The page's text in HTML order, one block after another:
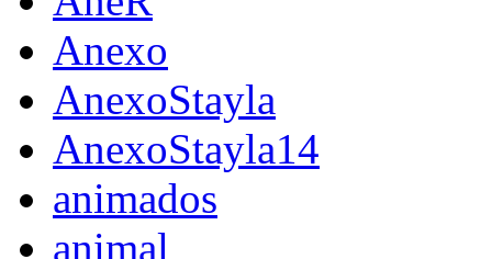
Anexo
AnexoStayla
AnexoStayla14
animados
animal